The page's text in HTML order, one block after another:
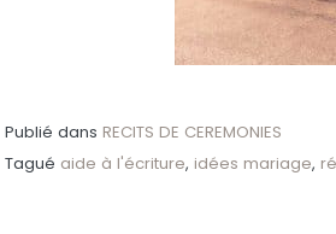
Publié dans RECITS DE CEREMONIES
Tagué aide à l'écriture, idées mariage,